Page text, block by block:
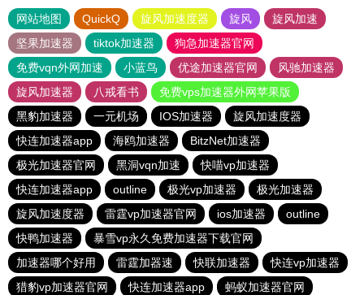
网站地图 QuickQ 旋风加速度器 旋风
旋风加速
坚果加速器
tiktok加速器
狗急加速器官网
免费vqn外网加速
小蓝鸟 优途加速器官网
风驰加速器
旋风加速器
八戒看书
免费vps加速器外网苹果版
黑豹加速器
一元机场 IOS加速器
旋风加速度器
快连加速器app
海鸥加速器
BitzNet加速器
极光加速器官网
黑洞vqn加速
快喵vp加速器
快连加速器app
outline 极光vp加速器
极光加速器
旋风加速度器
雷霆vp加速器官网 ios加速器
outline
快鸭加速器
暴雪vp永久免费加速器下载官网
加速器哪个好用
雷霆加器速 快联加速器
快连vp加速器
猎豹vp加速器官网
快连加速器app 蚂蚁加速器官网